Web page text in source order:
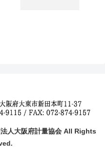
人大阪府計量協会 All Rights